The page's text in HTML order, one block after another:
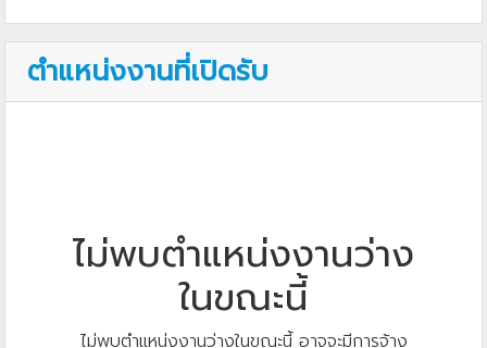
ตำแหน่งงานที่เปิดรับ
ไม่พบตำแหน่งงานว่าง
ในขณะนี้
ไม่พบตำแหน่งงานว่างในขณะนี้ อาจจะมีการจ้าง